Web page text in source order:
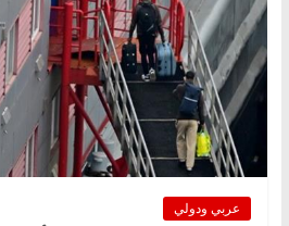
عربي ودولي